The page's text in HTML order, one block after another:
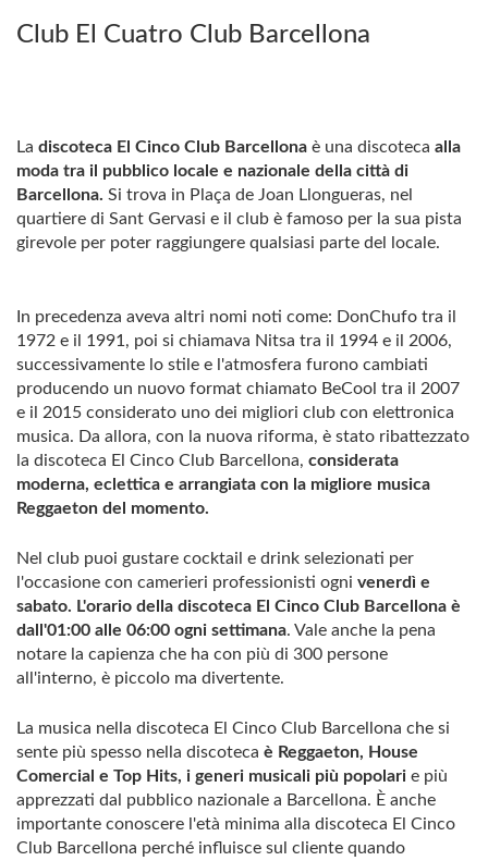
Club El Cuatro Club Barcellona
La discoteca El Cinco Club Barcellona è una discoteca alla
moda tra il pubblico locale e nazionale della città di
Barcellona. Si trova in Plaça de Joan Llongueras, nel
quartiere di Sant Gervasi e il club è famoso per la sua pista
girevole per poter raggiungere qualsiasi parte del locale.
In precedenza aveva altri nomi noti come: DonChufo tra il
1972 e il 1991, poi si chiamava Nitsa tra il 1994 e il 2006,
successivamente lo stile e l'atmosfera furono cambiati
producendo un nuovo format chiamato BeCool tra il 2007
e il 2015 considerato uno dei migliori club con elettronica
musica. Da allora, con la nuova riforma, è stato ribattezzato
la discoteca El Cinco Club Barcellona, ​​considerata
moderna, eclettica e arrangiata con la migliore musica
Reggaeton del momento.
Nel club puoi gustare cocktail e drink selezionati per
l'occasione con camerieri professionisti ogni venerdì e
sabato. L'orario della discoteca El Cinco Club Barcellona è
dall'01:00 alle 06:00 ogni settimana. Vale anche la pena
notare la capienza che ha con più di 300 persone
all'interno, è piccolo ma divertente.
La musica nella discoteca El Cinco Club Barcellona che si
sente più spesso nella discoteca è Reggaeton, House
Comercial e Top Hits, i generi musicali più popolari e più
apprezzati dal pubblico nazionale a Barcellona. È anche
importante conoscere l'età minima alla discoteca El Cinco
Club Barcellona perché influisce sul cliente quando